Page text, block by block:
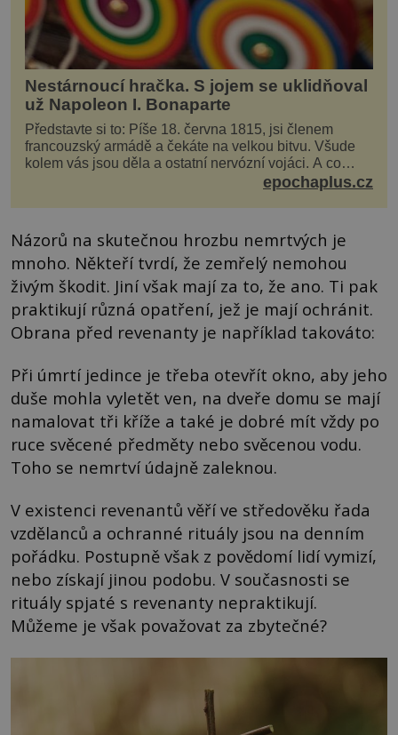
Nestárnoucí hračka. S jojem se uklidňoval
už Napoleon I. Bonaparte
Představte si to: Píše 18. června 1815, jsi členem
francouzský armádě a čekáte na velkou bitvu. Všude
kolem vás jsou děla a ostatní nervózní vojáci. A co
děláte vy? Hrajete si… s jojem! Zdá se v...epochaplus.cz
Názorů na skutečnou hrozbu nemrtvých je
mnoho. Někteří tvrdí, že zemřelý nemohou
živým škodit. Jiní však mají za to, že ano. Ti pak
praktikují různá opatření, jež je mají ochránit.
Obrana před revenanty je například takováto:
Při úmrtí jedince je třeba otevřít okno, aby jeho
duše mohla vyletět ven, na dveře domu se mají
namalovat tři kříže a také je dobré mít vždy po
ruce svěcené předměty nebo svěcenou vodu.
Toho se nemrtví údajně zaleknou.
V existenci revenantů věří ve středověku řada
vzdělanců a ochranné rituály jsou na denním
pořádku. Postupně však z povědomí lidí vymizí,
nebo získají jinou podobu. V současnosti se
rituály spjaté s revenanty nepraktikují.
Můžeme je však považovat za zbytečné?